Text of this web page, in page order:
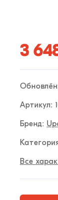
3
Артикул:
Бренд:
Все